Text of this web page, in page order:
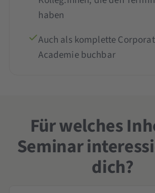
haben
Auch als komplette
Academie buchbar
Für welches
Seminar
dich?